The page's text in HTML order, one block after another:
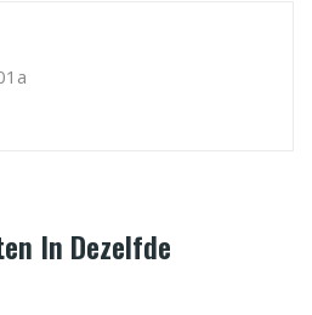
In Dezelfde